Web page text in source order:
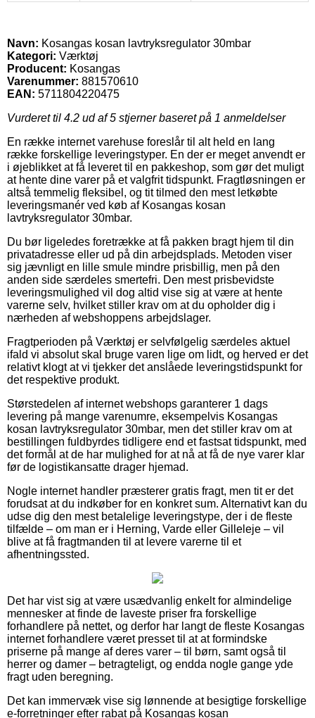
Navn: Kosangas kosan lavtryksregulator 30mbar
Kategori: Værktøj
Producent: Kosangas
Varenummer: 881570610
EAN: 5711804220475
Vurderet til 4.2 ud af 5 stjerner baseret på 1 anmeldelser
En række internet varehuse foreslår til alt held en lang
række forskellige leveringstyper. En der er meget anvendt er
i øjeblikket at få leveret til en pakkeshop, som gør det muligt
at hente dine varer på et valgfrit tidspunkt. Fragtløsningen er
altså temmelig fleksibel, og tit tilmed den mest letkøbte
leveringsmanér ved køb af Kosangas kosan
lavtryksregulator 30mbar.
Du bør ligeledes foretrække at få pakken bragt hjem til din
privatadresse eller ud på din arbejdsplads. Metoden viser
sig jævnligt en lille smule mindre prisbillig, men på den
anden side særdeles smertefri. Den mest prisbevidste
leveringsmulighed vil dog altid vise sig at være at hente
varerne selv, hvilket stiller krav om at du opholder dig i
nærheden af webshoppens arbejdslager.
Fragtperioden på Værktøj er selvfølgelig særdeles aktuel
ifald vi absolut skal bruge varen lige om lidt, og herved er det
relativt klogt at vi tjekker det anslåede leveringstidspunkt for
det respektive produkt.
Størstedelen af internet webshops garanterer 1 dags
levering på mange varenumre, eksempelvis Kosangas
kosan lavtryksregulator 30mbar, men det stiller krav om at
bestillingen fuldbyrdes tidligere end et fastsat tidspunkt, med
det formål at de har mulighed for at nå at få de nye varer klar
før de logistikansatte drager hjemad.
Nogle internet handler præsterer gratis fragt, men tit er det
forudsat at du indkøber for en konkret sum. Alternativt kan du
udse dig den mest betalelige leveringstype, der i de fleste
tilfælde – om man er i Herning, Varde eller Gilleleje – vil
blive at få fragtmanden til at levere varerne til et
afhentningssted.
Det har vist sig at være usædvanlig enkelt for almindelige
mennesker at finde de laveste priser fra forskellige
forhandlere på nettet, og derfor har langt de fleste Kosangas
internet forhandlere været presset til at at formindske
priserne på mange af deres varer – til børn, samt også til
herrer og damer – betragteligt, og endda nogle gange yde
fragt uden beregning.
Det kan immervæk vise sig lønnende at besigtige forskellige
e-forretninger efter rabat på Kosangas kosan